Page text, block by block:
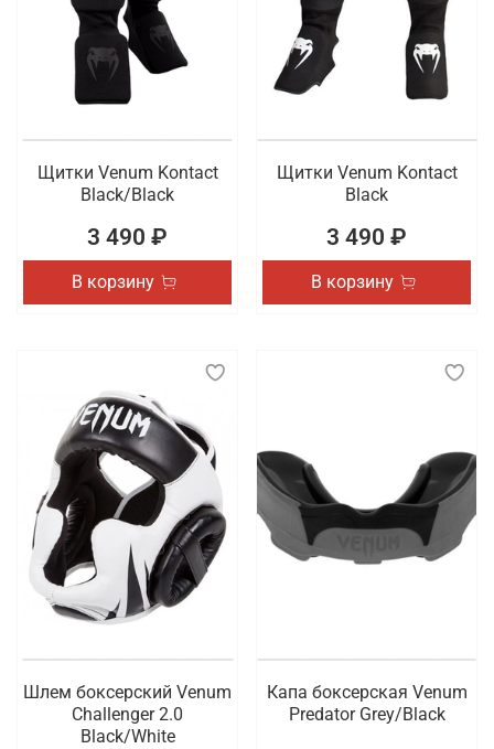
Щитки Venum Kontact
Black/Black
3 490 ₽
В корзину
Щитки Venum Kontact
Black
3 490 ₽
В корзину
Шлем боксерский Venum
Challenger 2.0
Black/White
Капа боксерская Venum
Predator Grey/Black